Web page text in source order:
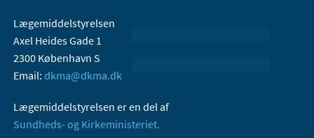
Lægemiddelstyrelsen
Axel Heides Gade 1
2300 København S
Email: dkma@dkma.dk
Lægemiddelstyrelsen er en del af
Sundheds- og Kirkeministeriet.